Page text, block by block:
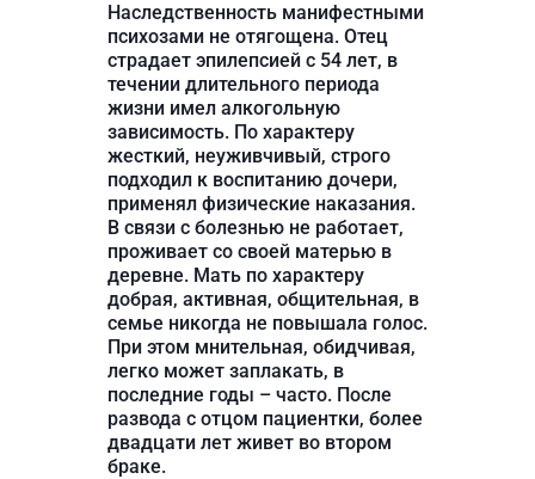
Наследственность манифестными
психозами не отягощена. Отец
страдает эпилепсией с 54 лет, в
течении длительного периода
жизни имел алкогольную
зависимость. По характеру
жесткий, неуживчивый, строго
подходил к воспитанию дочери,
применял физические наказания.
В связи с болезнью не работает,
проживает со своей матерью в
деревне. Мать по характеру
добрая, активная, общительная, в
семье никогда не повышала голос.
При этом мнительная, обидчивая,
легко может заплакать, в
последние годы – часто. После
развода с отцом пациентки, более
двадцати лет живет во втором
браке.